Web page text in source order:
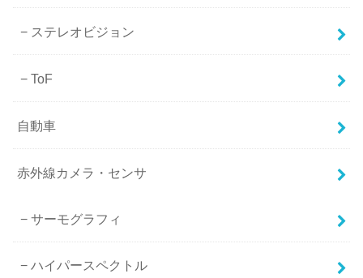
ステレオビジョン
ToF
自動車
赤外線カメラ・センサ
サーモグラフィ
ハイパースペクトル